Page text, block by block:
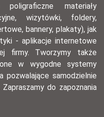
materiały
wizytówki, foldery,
bannery, plakaty), jak
- aplikacje internetowe
firmy. Tworzymy także
w wygodne systemy
pozwalające samodzielnie
do zapoznania